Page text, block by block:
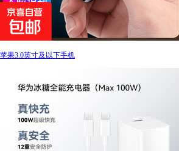
苹果3.0英寸及以下手机